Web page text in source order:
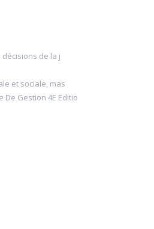
de la j
et sociale, mas
De Gestion 4E Editio